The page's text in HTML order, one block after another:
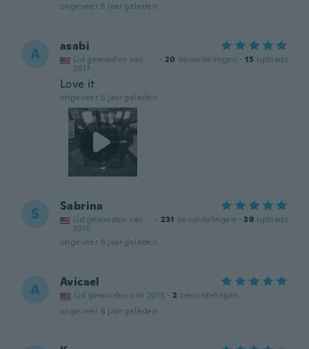
ongeveer 5 jaar geleden
A asabi
Lid geworden van
2017
· 20 beoordelingen · 15 uploads
Love it
ongeveer 5 jaar geleden
S Sabrina
Lid geworden van
2016
· 231 beoordelingen · 39 uploads
ongeveer 6 jaar geleden
A Avicael
Lid geworden van 2013 · 2 beoordelingen
ongeveer 6 jaar geleden